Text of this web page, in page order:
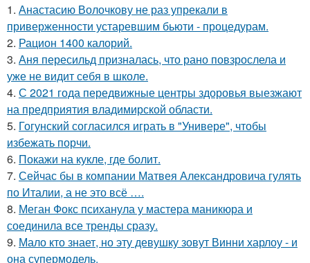
1. Анастасию Волочкову не раз упрекали в
приверженности устаревшим бьюти - процедурам.
2. Рацион 1400 калорий.
3. Аня пересильд призналась, что рано повзрослела и
уже не видит себя в школе.
4. С 2021 года передвижные центры здоровья выезжают
на предприятия владимирской области.
5. Гогунский согласился играть в "Универе", чтобы
избежать порчи.
6. Покажи на кукле, где болит.
7. Сейчас бы в компании Матвея Александровича гулять
по Италии, а не это всё ….
8. Меган Фокс психанула у мастера маникюра и
соединила все тренды сразу.
9. Мало кто знает, но эту девушку зовут Винни харлоу - и
она супермодель.